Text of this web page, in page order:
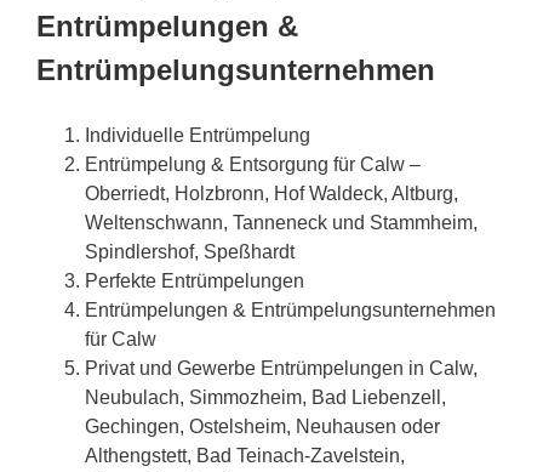
Entrümpelungen &
Entrümpelungsunternehmen
Individuelle Entrümpelung
Entrümpelung & Entsorgung für Calw –
Oberriedt, Holzbronn, Hof Waldeck, Altburg,
Weltenschwann, Tanneneck und Stammheim,
Spindlershof, Speßhardt
Perfekte Entrümpelungen
Entrümpelungen & Entrümpelungsunternehmen
für Calw
Privat und Gewerbe Entrümpelungen in Calw,
Neubulach, Simmozheim, Bad Liebenzell,
Gechingen, Ostelsheim, Neuhausen oder
Althengstett, Bad Teinach-Zavelstein,